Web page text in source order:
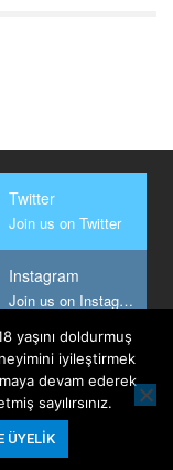
Twitter
Join us on Twitter
Instagram
Join us on Instagram
Şartlar Ve Koşullar
yaşını doldurmuş
iyileştirmek
devam ederek
sayılırsınız.
ÜYELIK